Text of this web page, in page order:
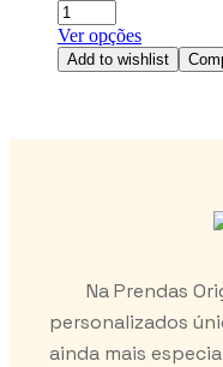
Ver opções
Add to wishlist
Na Prendas
personalizados
ainda mais